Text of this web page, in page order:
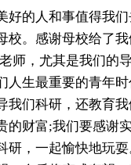
好的人和事值得我
校。感谢母校给了
师，尤其是我们的
人生最重要的青年
我们科研，还教育
的财富;我们要感谢
研，一起愉快地玩